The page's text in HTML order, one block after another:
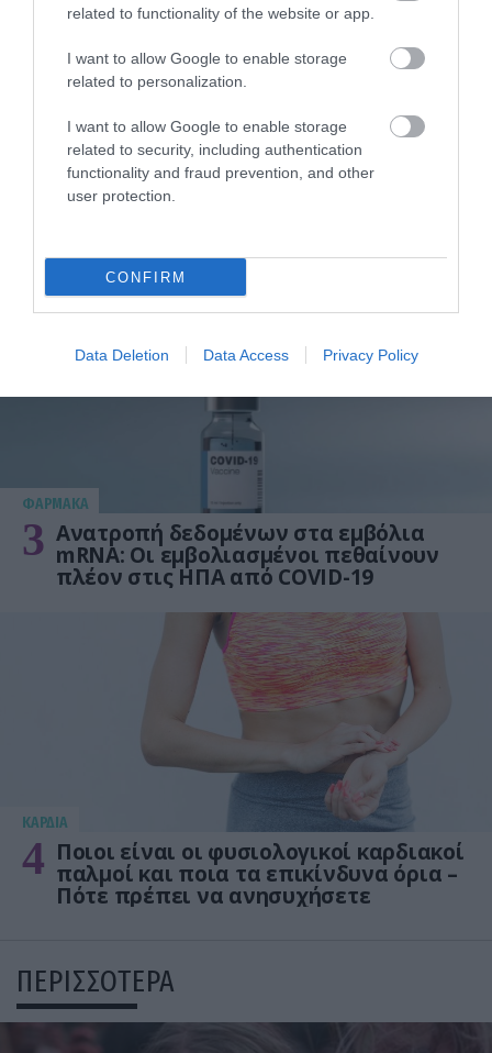
related to functionality of the website or app.
I want to allow Google to enable storage
related to personalization.
I want to allow Google to enable storage
related to security, including authentication
functionality and fraud prevention, and other
user protection.
CONFIRM
Data Deletion Data Access Privacy Policy
γάλα!
ΦΑΡΜΑΚΑ
3 Ανατροπή δεδομένων στα εμβόλια
mRNA: Οι εμβολιασμένοι πεθαίνουν
πλέον στις ΗΠΑ από COVID-19
KΑΡΔΙΑ
4 Ποιοι είναι οι φυσιολογικοί καρδιακοί
παλμοί και ποια τα επικίνδυνα όρια –
Πότε πρέπει να ανησυχήσετε
ΠΕΡΙΣΣΟΤΕΡΑ